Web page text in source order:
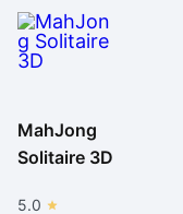
MahJong
Solitaire 3D
5.0